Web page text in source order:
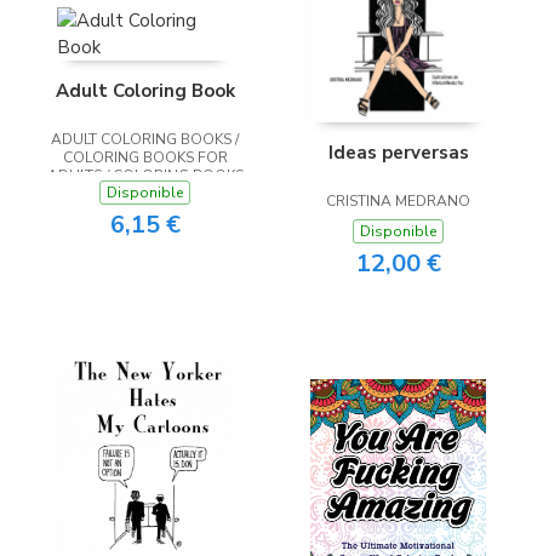
Adult Coloring Book
ADULT COLORING BOOKS /
COLORING BOOKS FOR
ADULTS / COLORING BOOKS
FOR ADULTS RELAXATION
Disponible
6,15 €
Ideas perversas
CRISTINA MEDRANO
Disponible
12,00 €